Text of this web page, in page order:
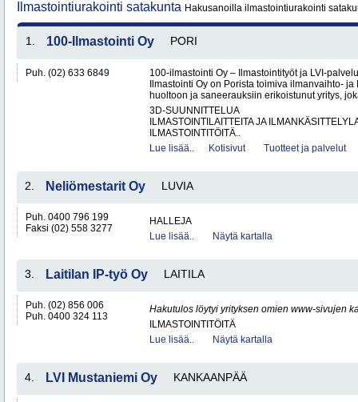
Ilmastointiurakointi satakunta Hakusanoilla ilmastointiurakointi
1. 100-Ilmastointi Oy PORI
Puh. (02) 633 6849
100-ilmastointi Oy – Ilmastointityöt ja LVI-
Ilmastointi Oy on Porista toimiva ilmanvaihto-
huoltoon ja saneerauksiin erikoistunut yritys,
3D-SUUNNITTELUA
ILMASTOINTILAITTEITA JA
ILMASTOINTITÖITÄ..
Lue lisää..
Kotisivut Tuotteet ja palvelut
2. Neliömestarit Oy LUVIA
Puh. 0400 796 199
Faksi (02) 558 3277
HALLEJA
Lue lisää..
Näytä kartalla
3. Laitilan IP-työ Oy LAITILA
Puh. (02) 856 006
Puh. 0400 324 113
Hakutulos löytyi yrityksen omien www-sivujen
ILMASTOINTITÖITÄ
Lue lisää..
Näytä kartalla
4. LVI Mustaniemi Oy KANKAANPÄÄ